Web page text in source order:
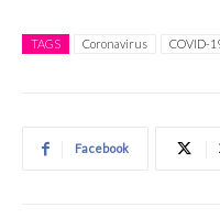
TAGS Coronavirus COVID-
Facebook